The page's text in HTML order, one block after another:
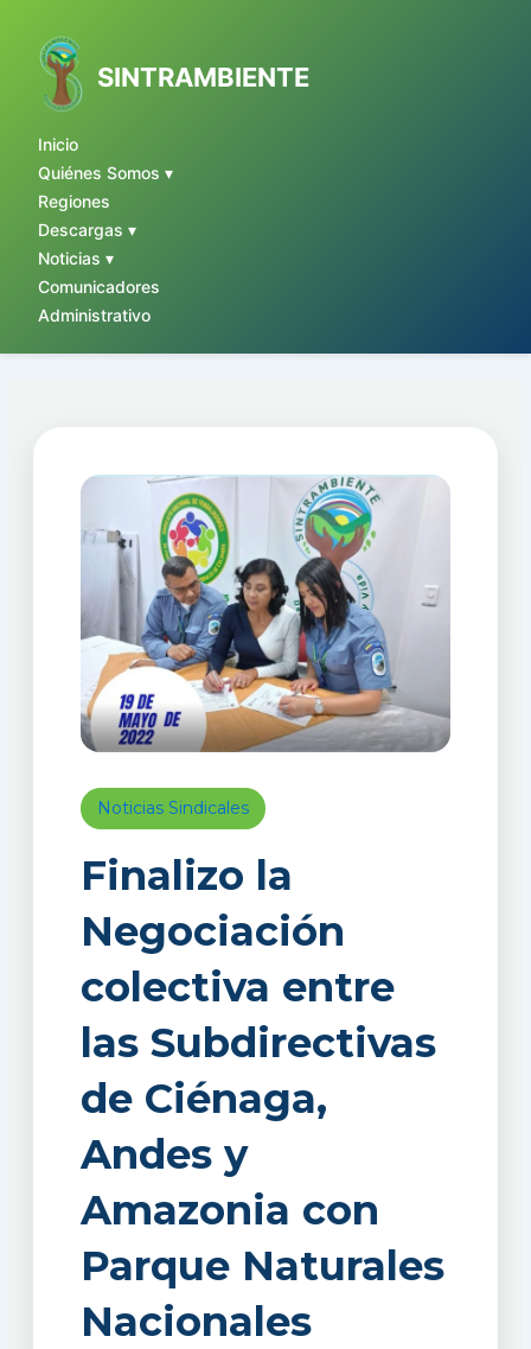
SINTRAMBIENTE
Inicio
Quiénes Somos ▾
Regiones
Descargas ▾
Noticias ▾
Comunicadores
Administrativo
contenido
Noticias Sindicales
Finalizo la
Negociación
colectiva entre
las Subdirectivas
de Ciénaga,
Andes y
Amazonia con
Parque Naturales
Nacionales